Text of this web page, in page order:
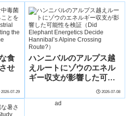
食
せ
2026-07-29
ハンニバルのアルプス越
えルートにゾウのエネル
ギー収支が影響した可能
Energetics Decide
Hannibal’s Alpine
2026-07-08
ad